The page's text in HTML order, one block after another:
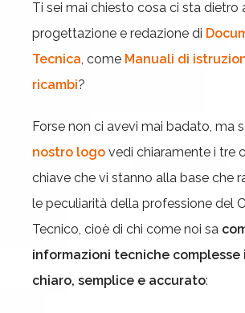
Ti sei mai chiesto cosa ci sta dietro
progettazione e redazione di
Tecnica, come Manuali di
ricambi?
Forse non ci avevi mai badato, ma
nostro logo vedi chiaramente i tre
chiave che vi stanno alla base che
le peculiarità della professione del
Tecnico, cioè di chi come noi sa
informazioni tecniche complesse
chiaro, semplice e accurato: